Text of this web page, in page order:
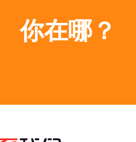
你在哪？